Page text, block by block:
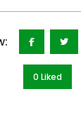
0 Liked